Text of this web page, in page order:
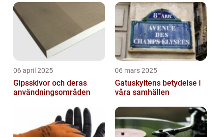
06 april 2025
Gipsskivor och deras
användningsområden
06 mars 2025
Gatuskyltens betydelse i
våra samhällen